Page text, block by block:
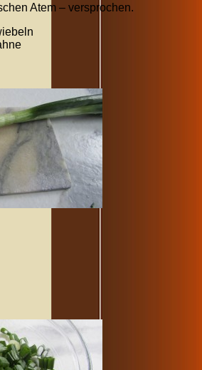
Atem – versprochen.